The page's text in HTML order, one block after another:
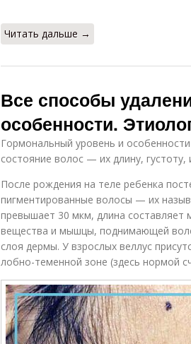
Читать дальше →
Все способы
особенности.
Гормональный уровень и
состояние волос — их длину,
После рождения на теле ребенка
пигментированные волосы — их
превышает 30 мкм, длина
вещества и мышцы, поднимающей
слоя дермы. У взрослых веллус
лобно-теменной зоне (здесь нормой